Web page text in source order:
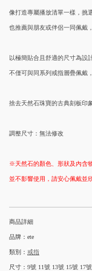
像打造專屬播放清單一樣，挑
也推薦與朋友或伴侶一同佩戴
以極簡貼合且舒適的尺寸為設
不僅可與同系列戒指層疊佩戴
捨去天然石珠寶的古典刻板印
調整尺寸：無法修改
※天然石的顏色、形狀及內含
並不影響使用，請安心佩戴並
商品詳細
品牌：ete
類別： 戒指
尺寸： 9號 11號 13號 15號 17號